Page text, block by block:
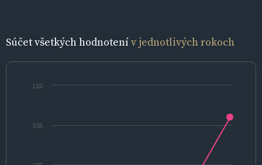
Súčet všetkých hodnotenív jednotlivých rokoch
105
110